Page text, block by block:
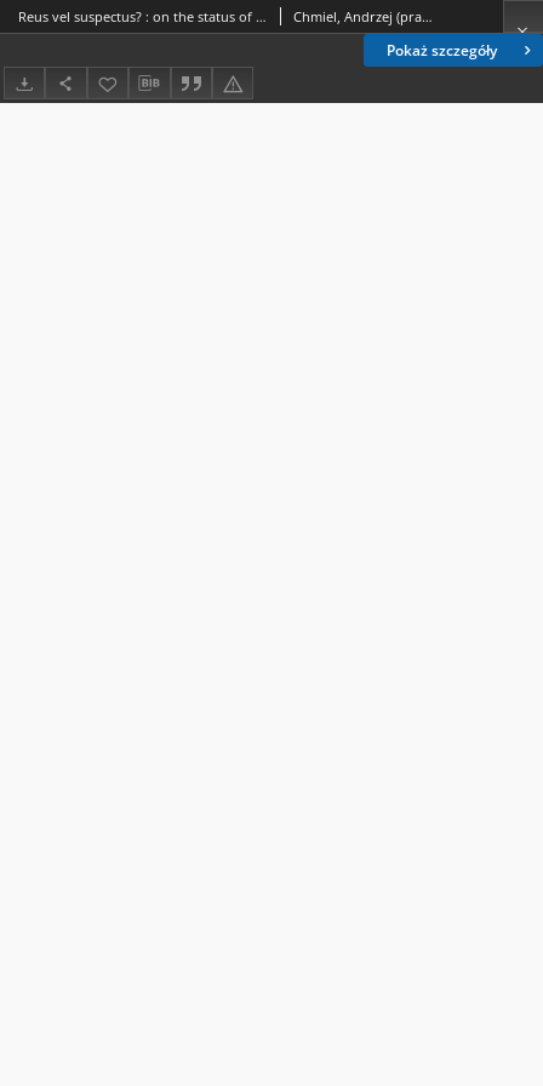
Pokaż szczegóły
Reus vel suspectus? : on the status of the accused and the suspect in the Roman criminal procedure Chmiel, Andrzej (prawo)